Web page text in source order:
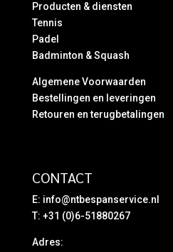
Producten & diensten
Tennis
Padel
Badminton & Squash
Algemene Voorwaarden
Bestellingen en leveringen
Retouren en terugbetalingen
CONTACT
E: info@ntbespanservice.nl
T: +31 (0)6-51880267
Adres: